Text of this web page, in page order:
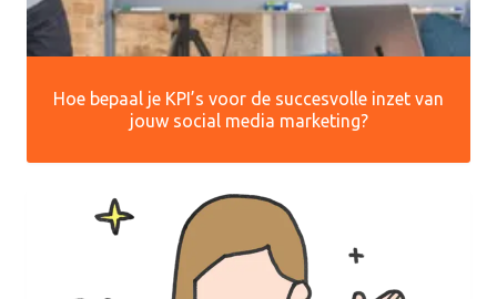
Hoe bepaal je KPI’s voor de succesvolle inzet van
jouw social media marketing?